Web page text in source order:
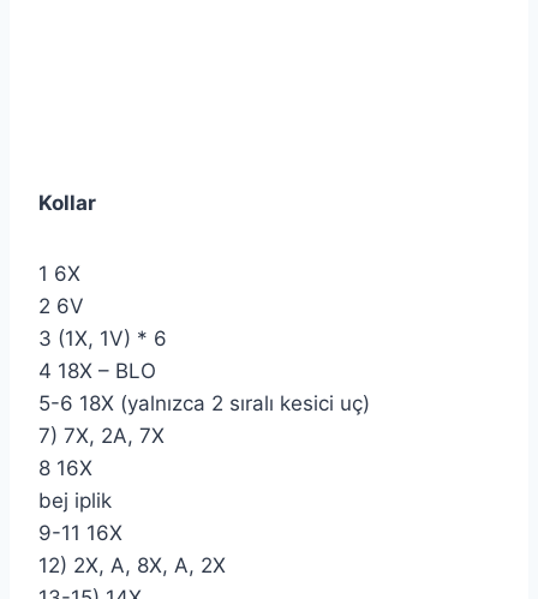
Kollar
1 6X
2 6V
3 (1X, 1V) * 6
4 18X – BLO
5-6 18X (yalnızca 2 sıralı kesici uç)
7) 7X, 2A, 7X
8 16X
bej iplik
9-11 16X
12) 2X, A, 8X, A, 2X